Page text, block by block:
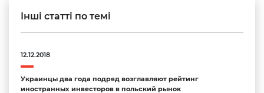
Інші статті по темі
12.12.2018
Украинцы два года подряд возглавляют рейтинг
иностранных инвесторов в польский рынок